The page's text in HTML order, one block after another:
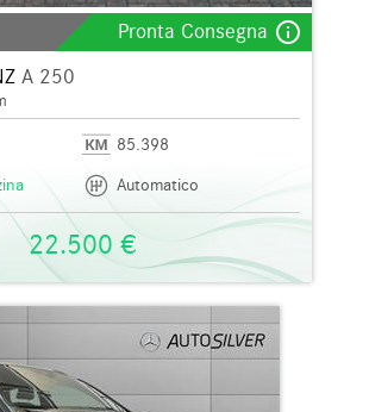
Pronta Consegna info_outline
A 250
85.398
Automatico
22.500 €